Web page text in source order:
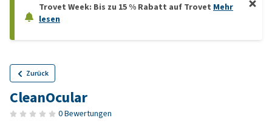
Trovet Week: Bis zu 15 % Rabatt auf Trovet Mehr
lesen
Zurück
CleanOcular
0 Bewertungen